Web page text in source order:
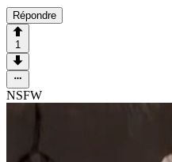
Répondre
1
NSFW